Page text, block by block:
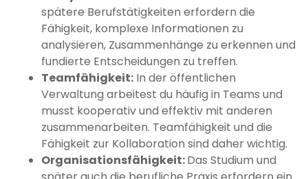
spätere Berufstätigkeiten erfordern die
Fähigkeit, komplexe Informationen zu
analysieren, Zusammenhänge zu erkennen und
fundierte Entscheidungen zu treffen.
Teamfähigkeit: In der öffentlichen
Verwaltung arbeitest du häufig in Teams und
musst kooperativ und effektiv mit anderen
zusammenarbeiten. Teamfähigkeit und die
Fähigkeit zur Kollaboration sind daher wichtig.
Organisationsfähigkeit:Das Studium und